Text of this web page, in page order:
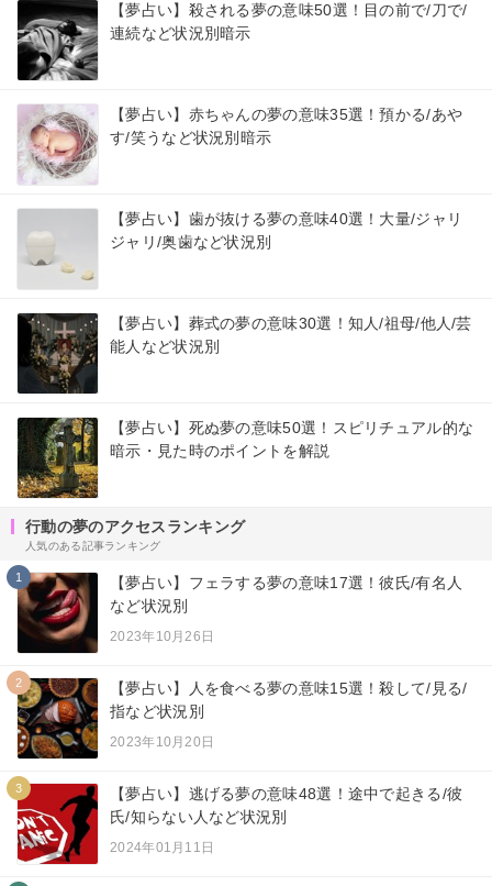
【夢占い】殺される夢の意味50選！目の前で/刀で/
連続など状況別暗示
【夢占い】赤ちゃんの夢の意味35選！預かる/あや
す/笑うなど状況別暗示
【夢占い】歯が抜ける夢の意味40選！大量/ジャリ
ジャリ/奥歯など状況別
【夢占い】葬式の夢の意味30選！知人/祖母/他人/芸
能人など状況別
【夢占い】死ぬ夢の意味50選！スピリチュアル的な
暗示・見た時のポイントを解説
行動の夢のアクセスランキング
人気のある記事ランキング
1
【夢占い】フェラする夢の意味17選！彼氏/有名人
など状況別
2023年10月26日
2
【夢占い】人を食べる夢の意味15選！殺して/見る/
指など状況別
2023年10月20日
3
【夢占い】逃げる夢の意味48選！途中で起きる/彼
氏/知らない人など状況別
2024年01月11日